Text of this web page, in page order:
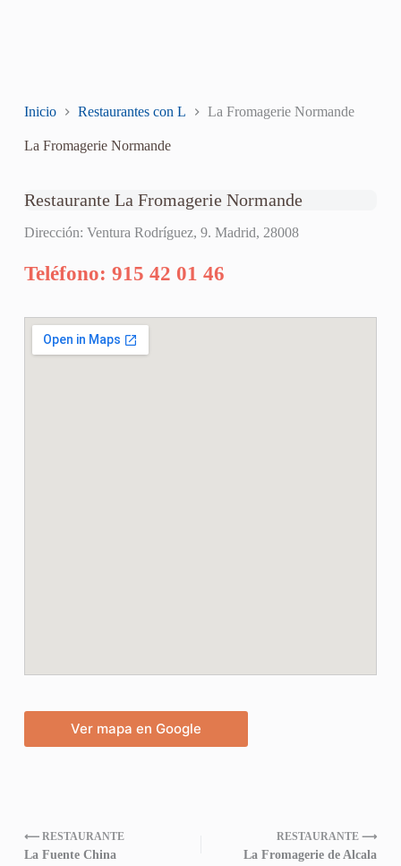
Inicio Restaurantes con L La Fromagerie Normande
La Fromagerie Normande
Restaurante La Fromagerie Normande
Dirección: Ventura Rodríguez, 9. Madrid, 28008
Teléfono: 915 42 01 46
Ver mapa en Google
⟵ RESTAURANTE
La Fuente China
RESTAURANTE ⟶
La Fromagerie de Alcala